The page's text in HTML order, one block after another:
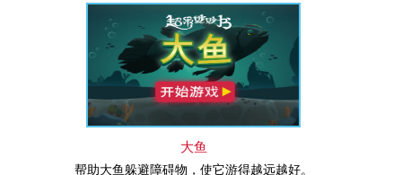
级分!
6 小时 之前。
大鱼
帮助大鱼躲避障碍物，使它游得越远越好。